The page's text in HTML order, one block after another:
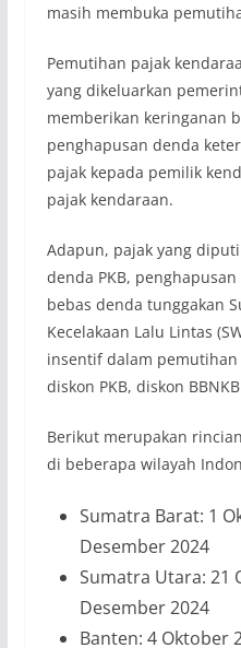
masih membuka
Pemutihan pajak
yang dikeluarkan
memberikan keringanan
penghapusan denda
pajak kepada pemilik
pajak kendaraan.
Adapun, pajak yang
denda PKB,
bebas denda tunggakan
Kecelakaan Lalu Lintas
insentif dalam pemutihan
diskon PKB, diskon
Berikut merupakan
di beberapa wilayah
Sumatra Barat: 1
Desember 2024
Sumatra Utara: 21
Desember 2024
Banten: 4 Oktober